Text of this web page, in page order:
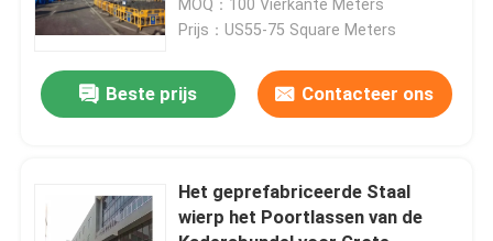
MOQ：100 Vierkante Meters
Prijs：US55-75 Square Meters
Beste prijs Contacteer ons
Het geprefabriceerde Staal
wierp het Poortlassen van de